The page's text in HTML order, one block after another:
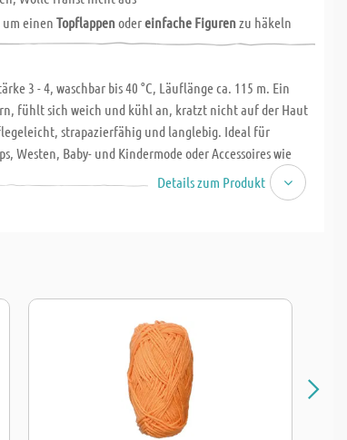
um einenTopflappenodereinfache Figurenzu häkeln
3 - 4, waschbar bis 40 °C, Läuflänge ca. 115 m. Ein
fühlt sich weich und kühl an, kratzt nicht auf der Haut
strapazierfähig und langlebig. Ideal für
Westen, Baby- und Kindermode oder Accessoires wie
für Topflappen und Tischsets.Details zum Produkt